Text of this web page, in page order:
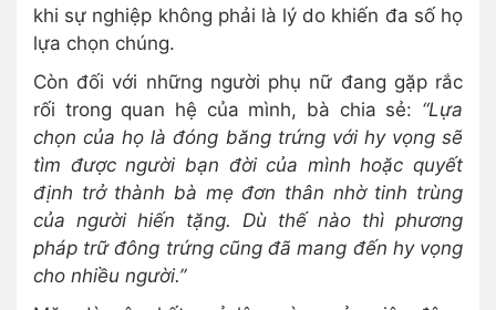
khi sự nghiệp không phải là lý do khiến đa số họ
lựa chọn chúng.
Còn đối với những người phụ nữ đang gặp rắc
rối trong quan hệ của mình, bà chia sẻ: “Lựa
chọn của họ là đóng băng trứng với hy vọng sẽ
tìm được người bạn đời của mình hoặc quyết
định trở thành bà mẹ đơn thân nhờ tinh trùng
của người hiến tặng. Dù thế nào thì phương
pháp trữ đông trứng cũng đã mang đến hy vọng
cho nhiều người.”